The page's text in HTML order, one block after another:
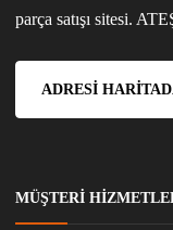
parça satışı sitesi.
ADRESI
MÜŞTERI